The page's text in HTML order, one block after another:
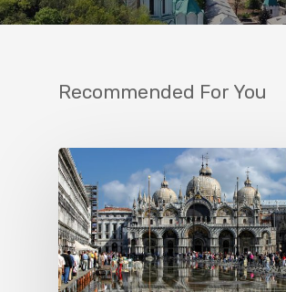
Recommended For You